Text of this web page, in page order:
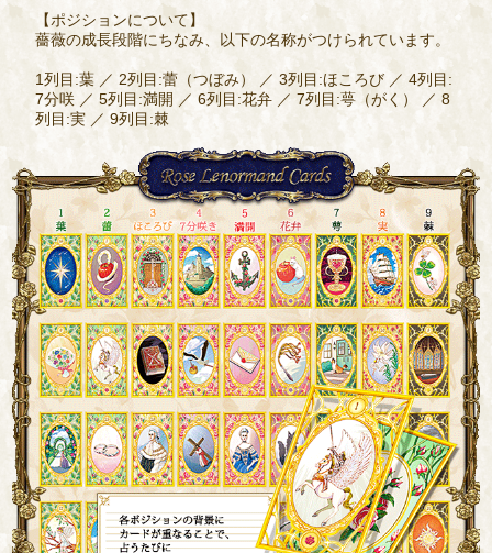
【ポジションについて】
薔薇の成長段階にちなみ、以下の名称がつけられています。
1列目:葉 ／ 2列目:蕾（つぼみ） ／ 3列目:ほころび ／ 4列目:
7分咲 ／ 5列目:満開 ／ 6列目:花弁 ／ 7列目:萼（がく） ／ 8
列目:実 ／ 9列目:棘